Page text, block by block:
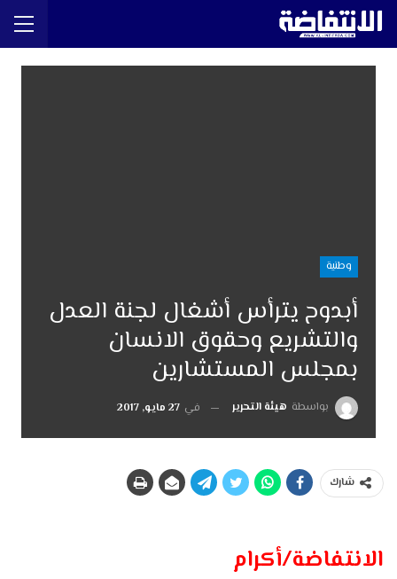
وطنية
أبدوح يترأس أشغال لجنة العدل
والتشريع وحقوق الانسان
بمجلس المستشارين
بواسطة هيئة التحرير في 27 مايو, 2017
شارك
الانتفاضة/أكرام